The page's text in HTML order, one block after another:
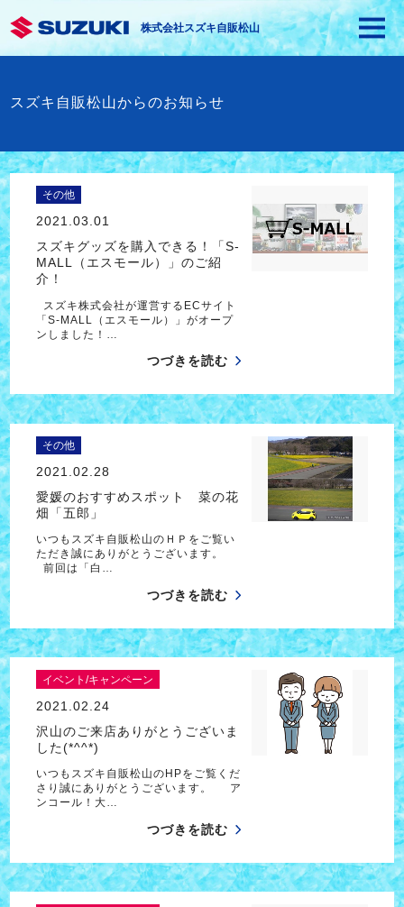
株式会社スズキ自販松山
スズキ自販松山からのお知らせ
その他
2021.03.01
スズキグッズを購入できる！「S-
MALL（エスモール）」のご紹
介！
スズキ株式会社が運営するECサイト
「S-MALL（エスモール）」がオープ
ンしました！…
つづきを読む
その他
2021.02.28
愛媛のおすすめスポット 菜の花
畑「五郎」
いつもスズキ自販松山のＨＰをご覧い
ただき誠にありがとうございます。
前回は「白…
つづきを読む
イベント/キャンペーン
2021.02.24
沢山のご来店ありがとうございま
した(*^^*)
いつもスズキ自販松山のHPをご覧くだ
さり誠にありがとうございます。 ア
ンコール！大…
つづきを読む